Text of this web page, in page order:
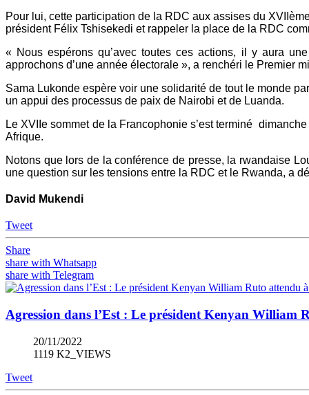
Pour lui, cette participation de la RDC aux assises du
président Félix Tshisekedi et rappeler la place de la RDC
« Nous espérons qu’avec toutes ces actions, il y aura
approchons d’une année électorale », a renchéri le Premier
Sama Lukonde espère voir une solidarité de tout le monde
un appui des processus de paix de Nairobi et de Luanda.
Le XVIIe sommet de la Francophonie s’est terminé
Afrique.
Notons que lors de la conférence de presse, la rwandaise
une question sur les tensions entre la RDC et le Rwanda, a
David Mukendi
Tweet
Share
share with Whatsapp
share with Telegram
Agression dans l’Est : Le président Kenyan William
20/11/2022
1119 K2_VIEWS
Tweet